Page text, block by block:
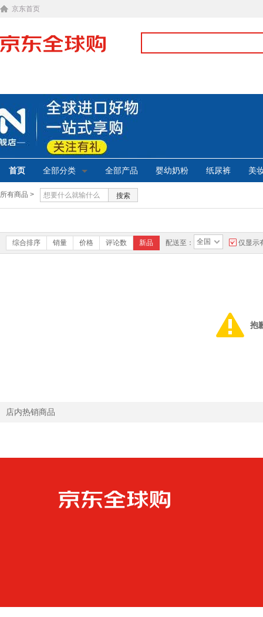
京东首页
首页 全部分类 全部产品 婴幼奶粉 纸尿裤 美
所有商品 > 搜索
综合排序 销量 价格 评论数 新品 配送至： 全国 仅显示
抱
店内热销商品